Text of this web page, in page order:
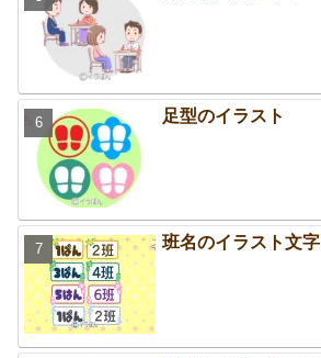
足型のイラスト
班名のイラスト文字